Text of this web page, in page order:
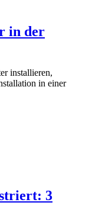
in der
installieren,
in einer
3